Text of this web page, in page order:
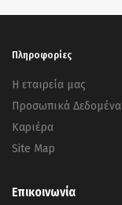
Πληροφορίες
Η εταιρεία μας
Προσωπικά Δεδομένα
Καριέρα
Site Map
Επικοινωνία